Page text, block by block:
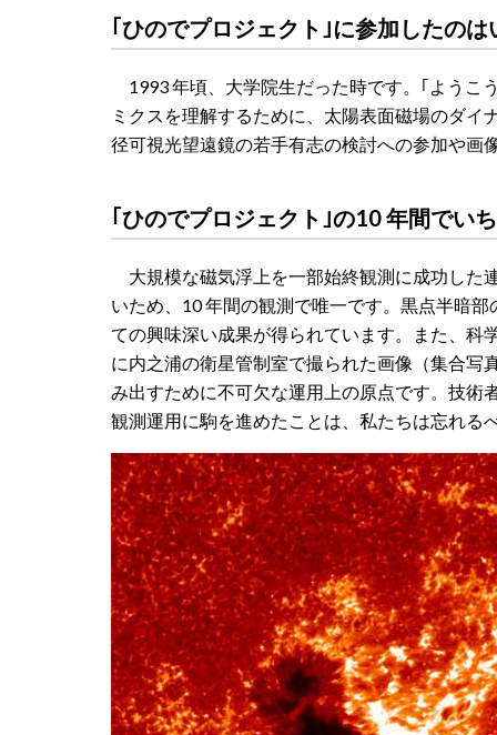
｢ひのでプロジェクト｣に参加したの
1993 年頃、大学院生だった時です。｢ようこ
ミクスを理解するために、太陽表面磁場のダ
径可視光望遠鏡の若手有志の検討への参加や画
｢ひのでプロジェクト｣の10 年間でい
大規模な磁気浮上を一部始終観測に成功した
いため、10 年間の観測で唯一です。黒点半暗
ての興味深い成果が得られています。また、科
に内之浦の衛星管制室で撮られた画像（集合写
み出すために不可欠な運用上の原点です。技術
観測運用に駒を進めたことは、私たちは忘れる